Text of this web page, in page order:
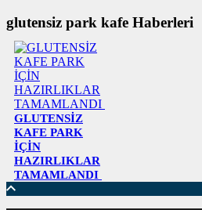
glutensiz park kafe Haberleri
GLUTENSİZ
KAFE PARK
İÇİN
HAZIRLIKLAR
TAMAMLANDI